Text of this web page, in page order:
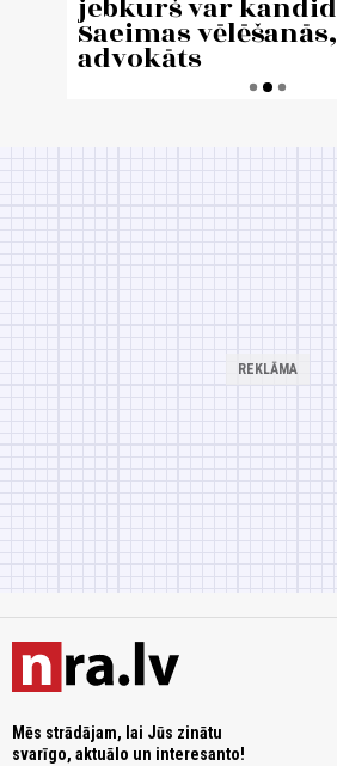
Mēs strādājam, lai Jūs zinātu
svarīgo, aktuālo un interesanto!